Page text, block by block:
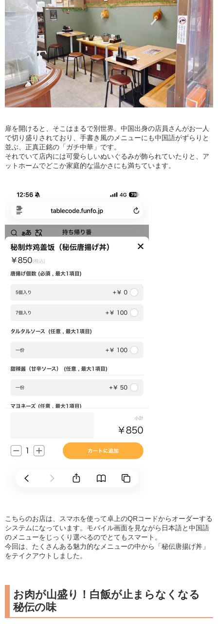
扉を開けると、そこはまるで別世界。中国出身の店員さんがお一人
で切り盛りされており、手書き風のメニューにも中国語がずらりと
並ぶ、正真正銘の「ガチ中華」です。
それでいて店内には可愛らしいぬいぐるみが飾られていたりと、ア
ットホームでどこか家庭的な温かさにも満ちています。
こちらのお店は、スマホを使って卓上のQRコードからオーダーする
システムになっています。モバイル画面を見ながら日本語と中国語
のメニューをじっくり選べるのでとてもスマート。
今回は、たくさんある魅力的なメニューの中から「秘伝唐揚げ丼」
をテイクアウトしました。
お肉が山盛り！白飯が止まらなくなる
秘伝の味